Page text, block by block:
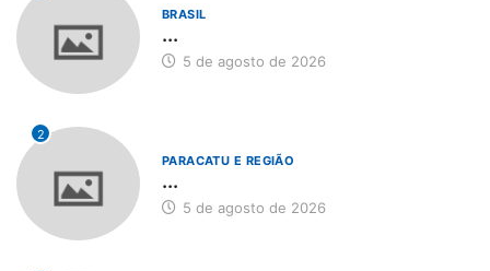
BRASIL
...
5 de agosto de 2026
2
PARACATU E REGIÃO
...
5 de agosto de 2026